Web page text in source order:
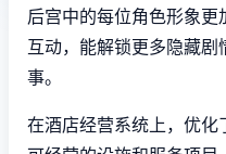
后宫中的每位角色形象
互动，能解锁更多隐藏
事。
在酒店经营系统上，优化